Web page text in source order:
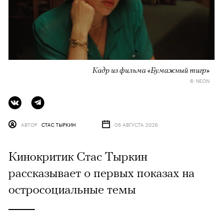
Кадр из фильма «Бумажный тигр»
© NEON
АВТОР СТАС ТЫРКИН 06 АВГУСТА 2026
Кинокритик Стас Тыркин
рассказывает о первых показах на
остросоциальные темы